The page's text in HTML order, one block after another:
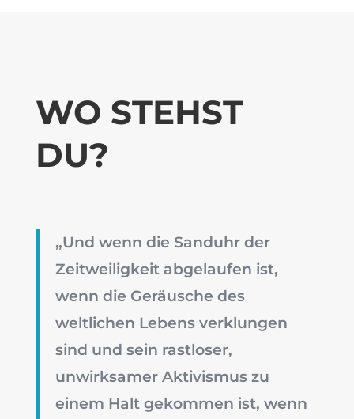
WO STEHST
DU?
„Und wenn die Sanduhr der
Zeitweiligkeit abgelaufen ist,
wenn die Geräusche des
weltlichen Lebens verklungen
sind und sein rastloser,
unwirksamer Aktivismus zu
einem Halt gekommen ist, wenn